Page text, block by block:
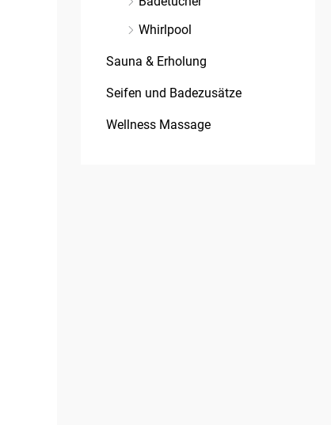
Whirlpool
Sauna & Erholung
Seifen und Badezusätze
Wellness Massage